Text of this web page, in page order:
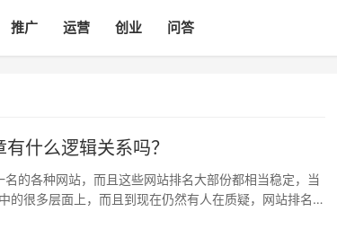
推广 运营 创业 问答
什么逻辑关系吗？
的各种网站，而且这些网站排名大部份都相当稳定，当
的很多层面上，而且到现在仍然有人在质疑，网站排名和